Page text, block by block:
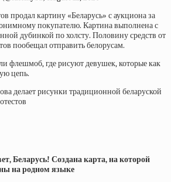
продал картину «Беларусь» с аукциона за
покупателю. Картина выполнена с
дубинкой по холсту. Половину средств от
пообещал отправить белорусам.
флешмоб, где рисуют девушек, которые как
цепь.
делает рисунки традиционной беларуской
Беларусь! Создана карта, на которой
на родном языке